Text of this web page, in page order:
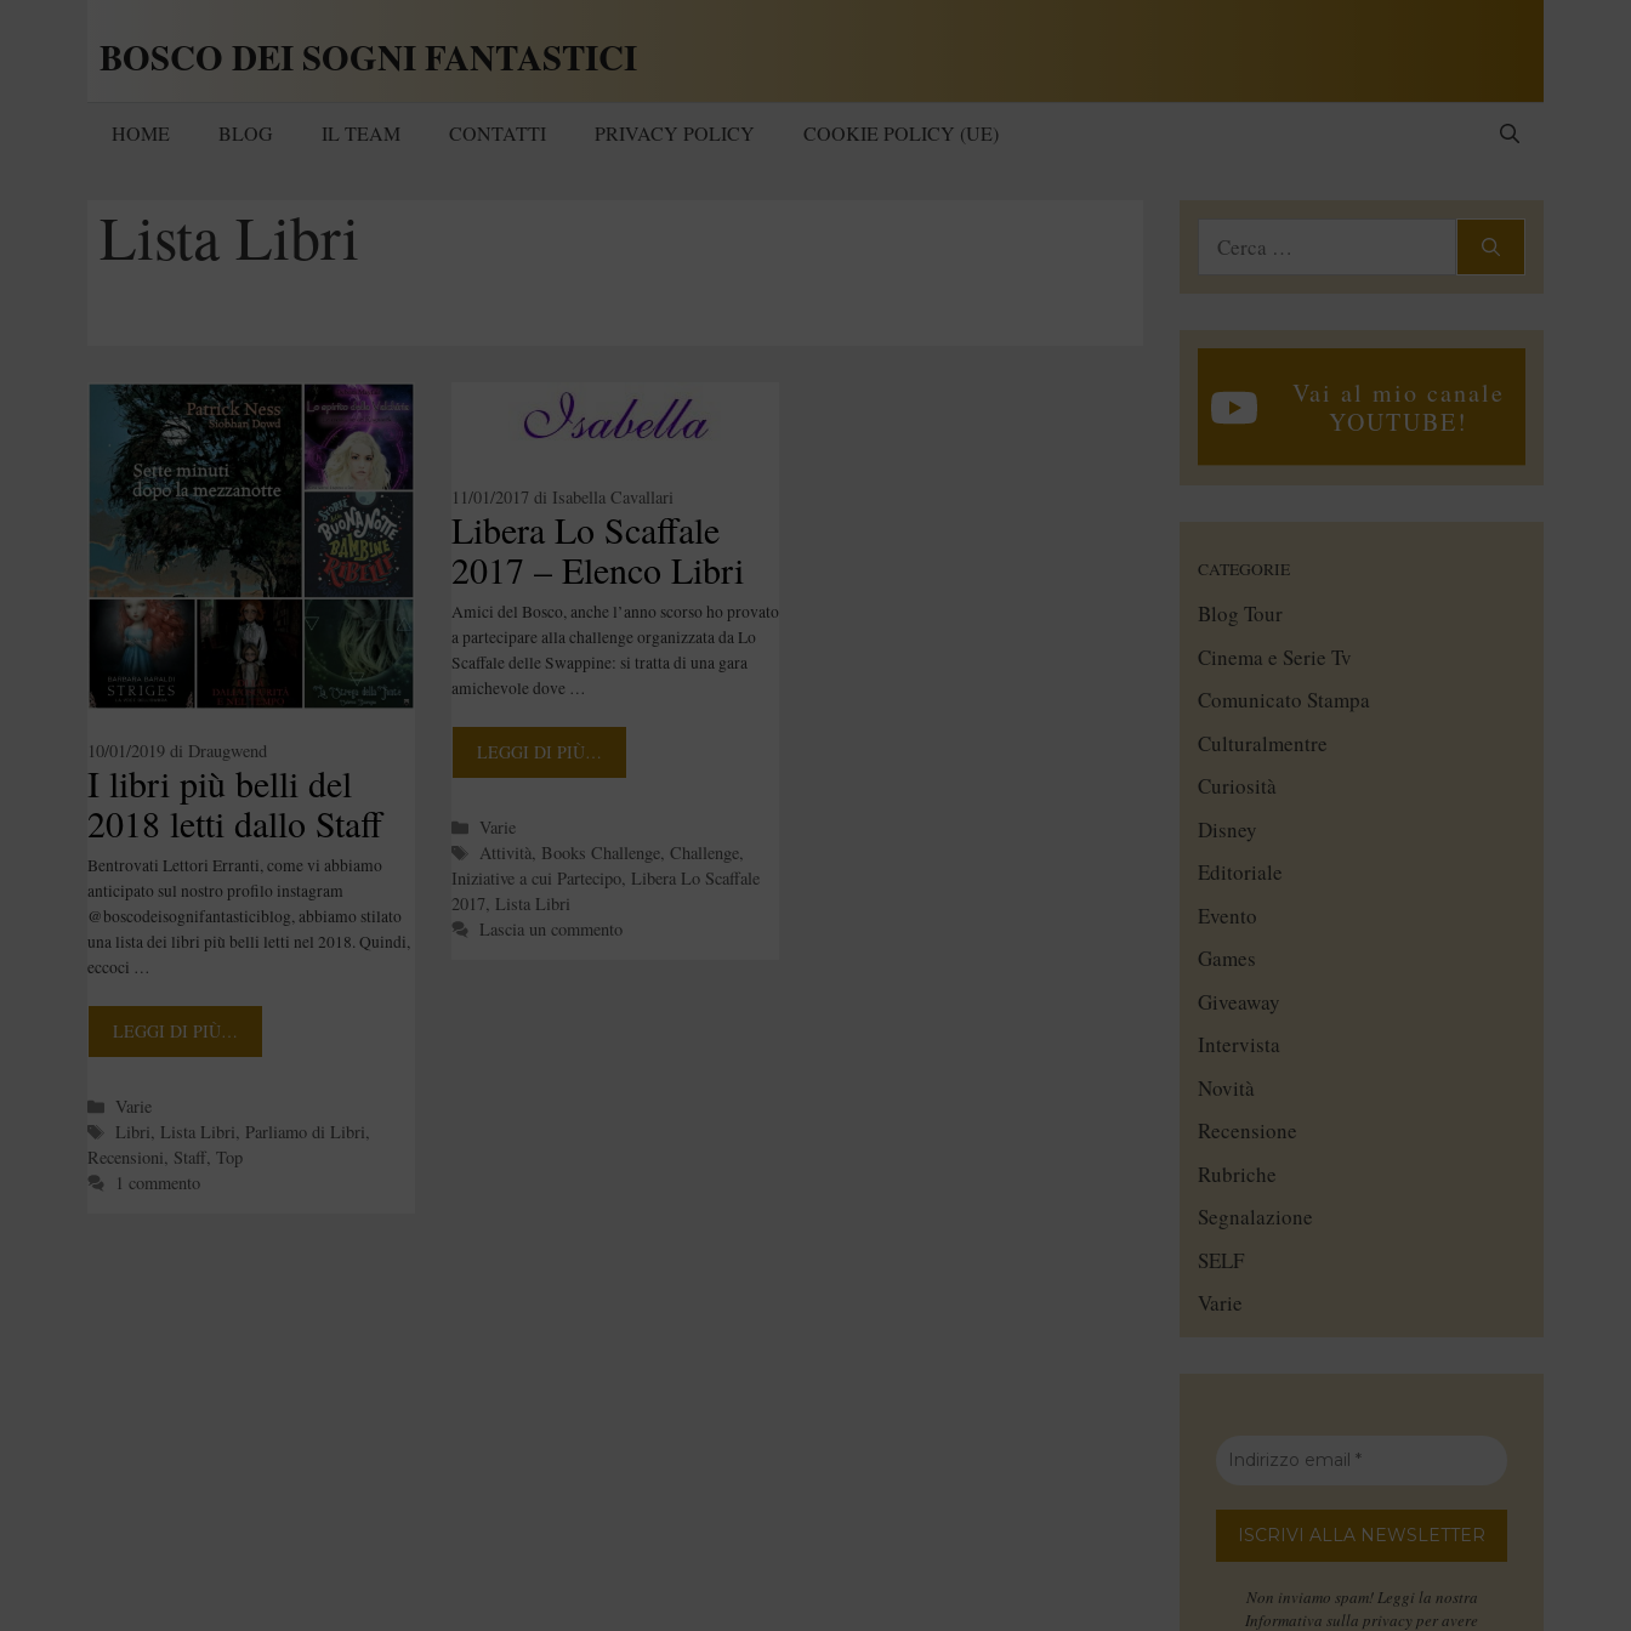
BOSCO DEI SOGNI FANTASTICI
HOME BLOG IL TEAM CONTATTI PRIVACY POLICY COOKIE POLICY (UE)
Lista Libri
I libri più belli del
2018 letti dallo Staff
del Bosco
10/01/2019 di Draugwend
Bentrovati Lettori Erranti, come vi abbiamo
anticipato sul nostro profilo instagram
@boscodeisognifantasticiblog, abbiamo stilato
una lista dei libri più belli letti nel 2018. Quindi,
eccoci …
LEGGI DI PIÙ…
Categorie
Varie
Tag
Libri, Lista Libri, Parliamo di Libri,
Recensioni, Staff, Top
1 commento
Libera Lo Scaffale
2017 – Elenco Libri
Scelti
11/01/2017 di Isabella Cavallari
Amici del Bosco, anche l’anno scorso ho provato
a partecipare alla challenge organizzata da Lo
Scaffale delle Swappine: si tratta di una gara
amichevole dove …
LEGGI DI PIÙ…
Categorie
Varie
Tag
Attività, Books Challenge,Challenge,
Iniziative a cui Partecipo, Libera Lo Scaffale
2017, Lista Libri
Lascia un commento
Ricerca
Vai al mio canale
YOUTUBE!
CATEGORIE
Blog Tour
Cinema e Serie Tv
Comunicato Stampa
Culturalmentre
Curiosità
Disney
Editoriale
Evento
Games
Giveaway
Intervista
Novità
Recensione
Rubriche
Segnalazione
SELF
Varie
Non inviamo spam! Leggi la nostra
Informativa sulla privacy per avere